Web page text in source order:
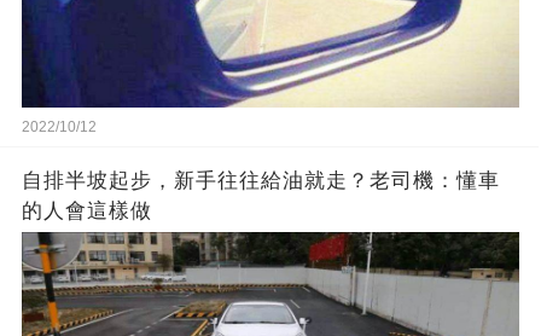
2022/10/12
自排半坡起步，新手往往給油就走？老司機：懂車
的人會這樣做